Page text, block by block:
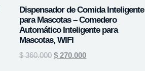
Dispensador de Comida Inteligente
para Mascotas – Comedero
Automático Inteligente para
Mascotas, WIFI
$360.000 $ 270.000